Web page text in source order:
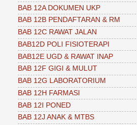
BAB 12A DOKUMEN UKP
BAB 12B PENDAFTARAN & RM
BAB 12C RAWAT JALAN
BAB12D POLI FISIOTERAPI
BAB12E UGD & RAWAT INAP
BAB 12F GIGI & MULUT
BAB 12G LABORATORIUM
BAB 12H FARMASI
BAB 12I PONED
BAB 12J ANAK & MTBS